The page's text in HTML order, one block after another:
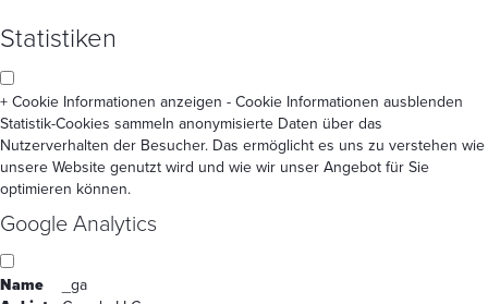
Statistiken
+ Cookie Informationen anzeigen - Cookie Informationen ausblenden
Statistik-Cookies sammeln anonymisierte Daten über das
Nutzerverhalten der Besucher. Das ermöglicht es uns zu verstehen wie
unsere Website genutzt wird und wie wir unser Angebot für Sie
optimieren können.
Google Analytics
Name
_ga